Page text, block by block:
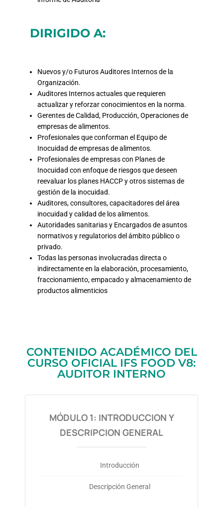
DIRIGIDO A:
Nuevos y/o Futuros Auditores Internos de la
Organización.
Auditores Internos actuales que requieren
actualizar y reforzar conocimientos en la norma.
Gerentes de Calidad, Producción, Operaciones de
empresas de alimentos.
Profesionales que conforman el Equipo de
Inocuidad de empresas de alimentos.
Profesionales de empresas con Planes de
Inocuidad con enfoque de riesgos que deseen
reevaluar los planes HACCP y otros sistemas de
gestión de la inocuidad.
Auditores, consultores, capacitadores del área
inocuidad y calidad de los alimentos.
Autoridades sanitarias y Encargados de asuntos
normativos y regulatorios del ámbito público o
privado.
Todas las personas involucradas directa o
indirectamente en la elaboración, procesamiento,
fraccionamiento, empacado y almacenamiento de
productos alimenticios
CONTENIDO ACADÉMICO DEL
CURSO OFICIAL IFS FOOD V8:
AUDITOR INTERNO
MÓDULO 1: INTRODUCCION Y
DESCRIPCION GENERAL
Introducción
Descripción General